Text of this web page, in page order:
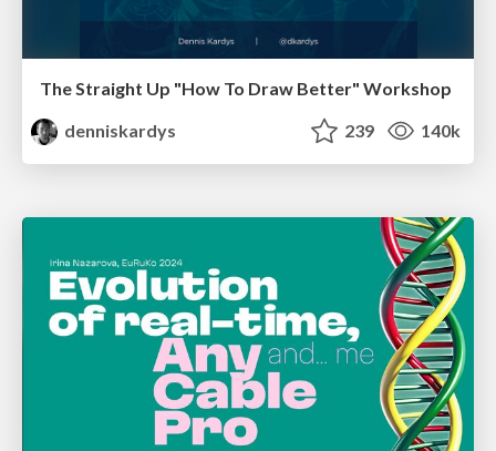
The Straight Up "How To Draw Better" Workshop
denniskardys
239 140k